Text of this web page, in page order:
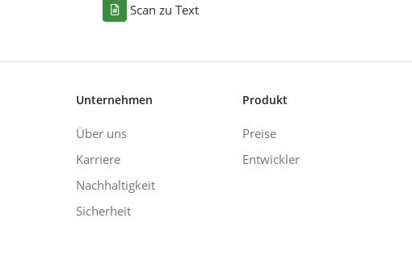
Scan zu Text
Unternehmen
Über uns
Karriere
Nachhaltigkeit
Sicherheit
Produkt
Preise
Entwickler